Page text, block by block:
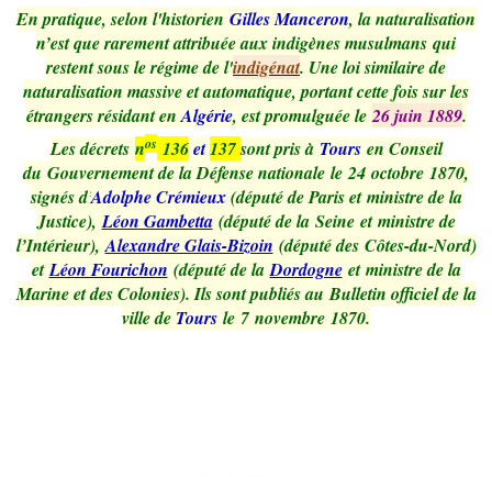
En pratique, selon l'historien Gilles Manceron, la naturalisation
n’est que rarement attribuée aux indigènes musulmans qui
restent sous le régime de l'indigénat. Une loi similaire de
naturalisation massive et automatique, portant cette fois sur les
étrangers résidant enAlgérie, est promulguée le26 juin 1889.
Les décrets nos136 et 137sont pris à Toursen Conseil
du Gouvernement de la Défense nationale le24 octobre 1870,
signés d’Adolphe Crémieux(député de Paris et ministre de la
Justice), Léon Gambetta (député de la Seine et ministre de
l’Intérieur), Alexandre Glais-Bizoin (député des Côtes-du-Nord)
etLéon Fourichon (député de la Dordogne et ministre de la
Marine et des Colonies). Ils sont publiés au Bulletin officiel de la
ville de Tours le 7 novembre 1870.